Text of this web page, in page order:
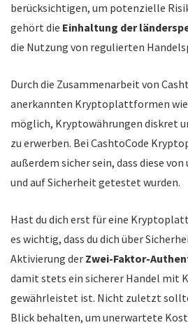
berücksichtigen, um potenzielle
gehört die Einhaltung der
die Nutzung von regulierten
Durch die Zusammenarbeit von
anerkannten Kryptoplattformen wie
möglich, Kryptowährungen diskret
zu erwerben. Bei CashtoCode
außerdem sicher sein, dass diese
und auf Sicherheit getestet wurden.
Hast du dich erst für eine
es wichtig, dass du dich über
Aktivierung der Zwei-Faktor-
damit stets ein sicherer Handel mit
gewährleistet ist. Nicht zuletzt
Blick behalten, um unerwartete